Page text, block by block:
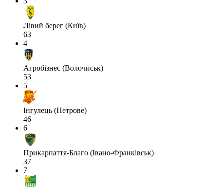
Лівий берег (Київ)
63
4
Агробізнес (Волочиськ)
53
5
Інгулець (Петрове)
46
6
Прикарпаття-Благо (Івано-Франківськ)
37
7